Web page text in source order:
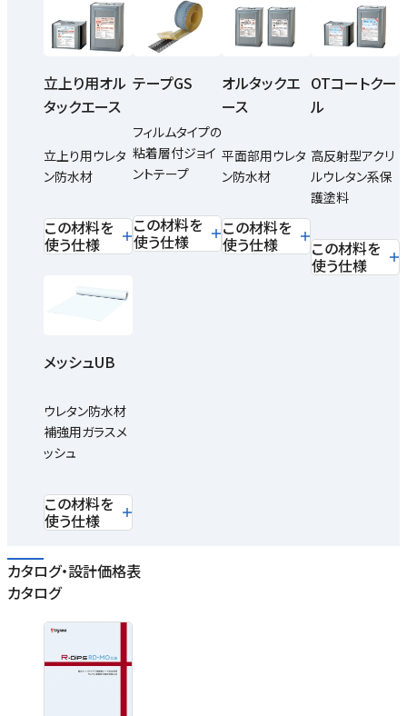
立上り用オル
タックエース
立上り用ウレタ
ン防水材
この材料を
使う仕様
テープGS
フィルムタイプの
粘着層付ジョイ
ントテープ
この材料を
使う仕様
オルタックエ
ース
平面部用ウレタ
ン防水材
この材料を
使う仕様
OTコートクー
ル
高反射型アクリ
ルウレタン系保
護塗料
この材料を
使う仕様
メッシュUB
ウレタン防水材
補強用ガラスメ
ッシュ
この材料を
使う仕様
カタログ・設計価格表
カタログ